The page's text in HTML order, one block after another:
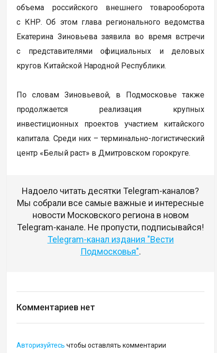
объема российского внешнего товарооборота
с КНР. Об этом глава регионального ведомства
Екатерина Зиновьева заявила во время встречи
с представителями официальных и деловых
кругов Китайской Народной Республики.
По словам Зиновьевой, в Подмосковье также
продолжается реализация крупных
инвестиционных проектов участием китайского
капитала. Среди них – терминально-логистический
центр «Белый раст» в Дмитровском горокруге.
Надоело читать десятки Telegram-каналов?
Мы собрали все самые важные и интересные
новости Московского региона в новом
Telegram-канале. Не пропусти, подписывайся!
Telegram-канал издания "Вести
Подмосковья".
Комментариев нет
Авторизуйтесь чтобы оставлять комментарии